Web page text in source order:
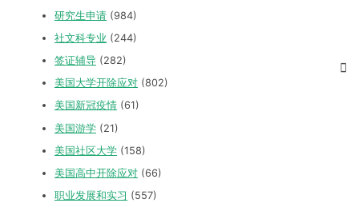
研究生申请 (984)
社文科专业 (244)
签证辅导 (282)
美国大学开除应对 (802)
美国新冠疫情 (61)
美国游学 (21)
美国社区大学 (158)
美国高中开除应对 (66)
职业发展和实习 (557)